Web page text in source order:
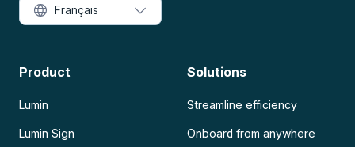
Product
Lumin
Lumin Sign
Solutions
Streamline efficiency
Onboard from anywhere
Français